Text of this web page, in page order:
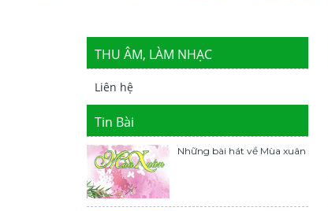
THU ÂM, LÀM NHẠC
Liên hệ
Tin Bài
Những bài hát về Mùa xuân